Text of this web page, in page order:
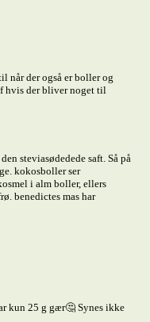
når der også er boller og
hvis der bliver noget til
steviasødedede saft. Så på
kokosboller ser
i alm boller, ellers
benedictes mas har
kun 25 g gær🤔 Synes ikke